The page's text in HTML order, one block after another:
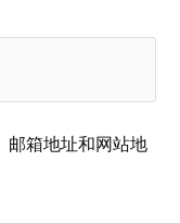
邮箱地址和网站地